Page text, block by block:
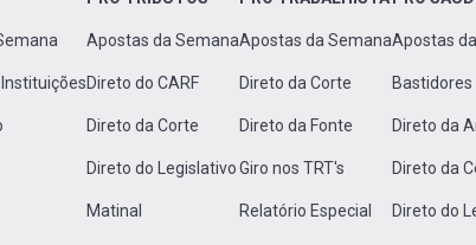
Apostas da Semana
Direto do CARF
Direto da Corte
Direto do Legislativo
Matinal
Apostas da Semana
Direto da Corte
Direto da Fonte
Giro nos TRT's
Relatório Especial
Apostas
Bastidores
Direto da
Direto da
Direto do